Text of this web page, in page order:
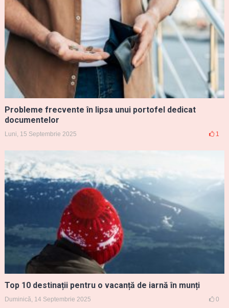
Probleme frecvente în lipsa unui portofel dedicat
documentelor
Luni, 15 Septembrie 2025 1
Top 10 destinații pentru o vacanță de iarnă în munți
Duminică, 14 Septembrie 2025 0